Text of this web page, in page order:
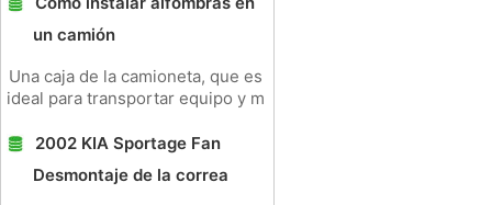
un camión
Una caja de la camioneta, que es
ideal para transportar equipo y m
2002 KIA Sportage Fan
Desmontaje de la correa